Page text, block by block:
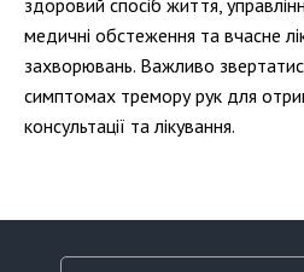
здоровий спосіб життя,
медичні обстеження та вчасне
захворювань. Важливо
симптомах тремору рук для
консультації та лікування.